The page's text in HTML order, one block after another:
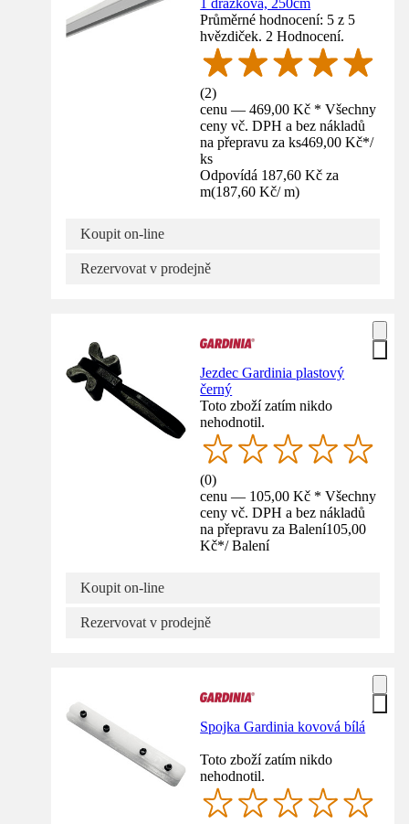
Průměrné hodnocení: 5 z 5
hvězdiček. 2 Hodnocení.
(2)
cenu — 469,00 Kč * Všechny
ceny vč. DPH a bez nákladů
na přepravu za ks469,00 Kč*/
ks
Odpovídá 187,60 Kč za
m(187,60 Kč/ m)
Koupit on-line
Rezervovat v prodejně
Jezdec Gardinia plastový
černý
Toto zboží zatím nikdo
nehodnotil.
(0)
cenu — 105,00 Kč * Všechny
ceny vč. DPH a bez nákladů
na přepravu za Balení105,00
Kč*/ Balení
Koupit on-line
Rezervovat v prodejně
Spojka Gardinia kovová bílá
Toto zboží zatím nikdo
nehodnotil.